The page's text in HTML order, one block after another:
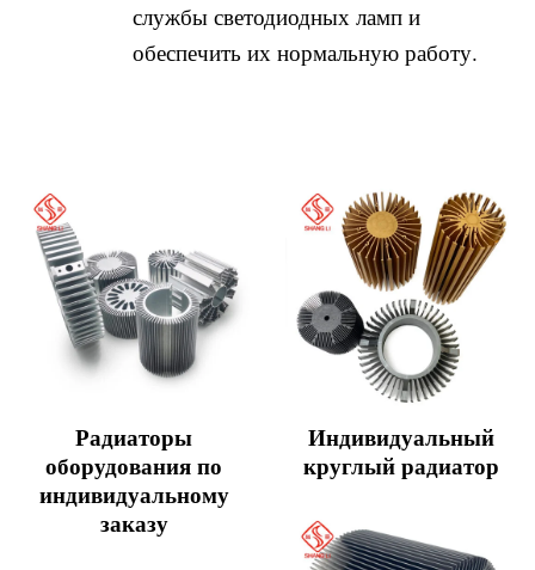
службы светодиодных ламп и
обеспечить их нормальную работу.
Радиаторы
оборудования по
индивидуальному
заказу
Индивидуальный
круглый радиатор